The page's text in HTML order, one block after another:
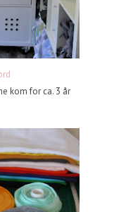
kom for ca. 3 år